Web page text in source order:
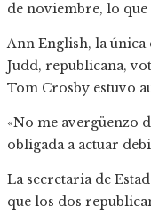
de noviembre, lo
Ann English, la única
Judd, republicana,
Tom Crosby estuvo
«No me avergüenzo
obligada a actuar
La secretaria de
que los dos